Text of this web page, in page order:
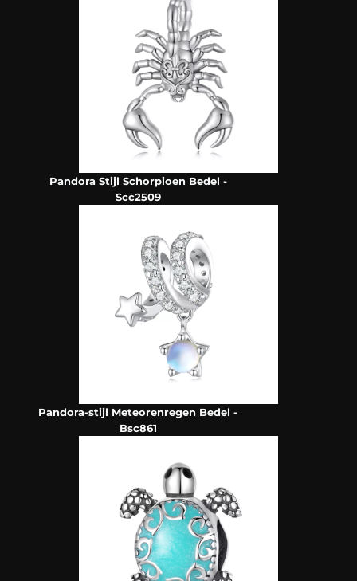
Pandora Stijl Schorpioen Bedel -
Scc2509
Pandora-stijl Meteorenregen Bedel -
Bsc861